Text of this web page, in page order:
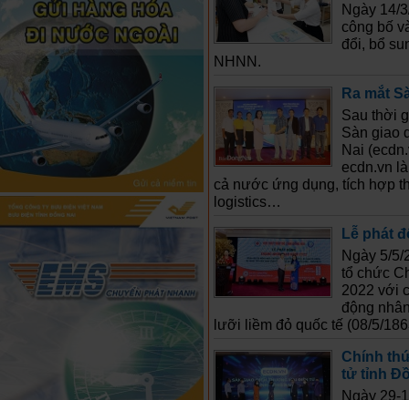
Ngày 14/
công bố
đổi, bổ
NHNN.
Ra mắt
Sau thời
Sàn giao
Nai
ecdn.vn
cả nước ứng dụng, tích hợp
logistics…
Lễ phát
Ngày 5/
tổ chức
2022 với
động
lưỡi liềm đỏ quốc tế (08/5/
Chính
tử tỉnh
Ngày 29-